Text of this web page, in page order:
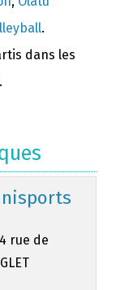
.
dans les
rue de